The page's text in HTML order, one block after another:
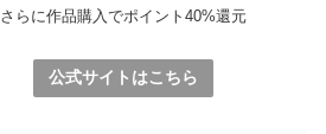
さらに作品購入でポイント40%還元
公式サイトはこちら